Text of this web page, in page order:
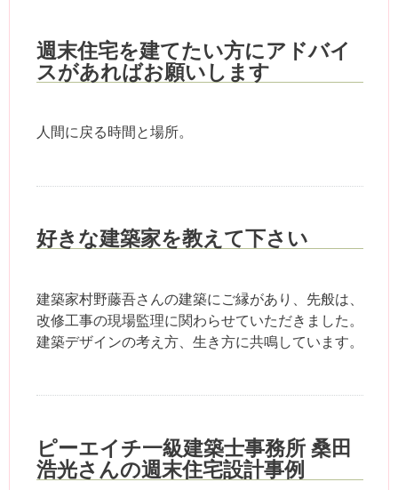
週末住宅を建てたい方にアドバイ
スがあればお願いします
人間に戻る時間と場所。
好きな建築家を教えて下さい
建築家村野藤吾さんの建築にご縁があり、先般は、
改修工事の現場監理に関わらせていただきました。
建築デザインの考え方、生き方に共鳴しています。
ピーエイチ一級建築士事務所 桑田
浩光さんの週末住宅設計事例